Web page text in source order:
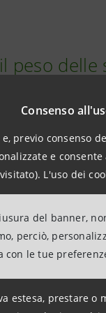
Consenso
previo consenso
e
L'uso dei
del banner,
perciò,
le tue
estesa, prestare o
peso delle
a
al 44% della
in vista
esposto alle